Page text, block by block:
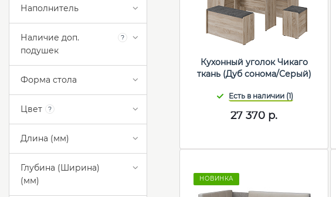
Кухонный уголок Чикаго
ткань (Дуб сонома/Серый)
27 370 р.
НОВИНКА
Наполнитель
Наличие доп.
подушек
?
Форма стола
Цвет ?
Длина (мм)
Глубина (Ширина)
(мм)